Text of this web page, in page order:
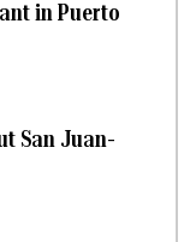
in Puerto
San Juan-